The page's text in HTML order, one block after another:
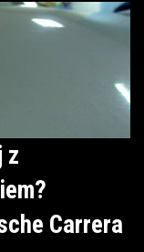
z
Carrera